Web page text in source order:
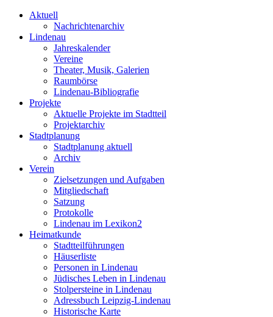
Aktuell
Nachrichtenarchiv
Lindenau
Jahreskalender
Vereine
Theater, Musik, Galerien
Raumbörse
Lindenau-Bibliografie
Projekte
Aktuelle Projekte im Stadtteil
Projektarchiv
Stadtplanung
Stadtplanung aktuell
Archiv
Verein
Zielsetzungen und Aufgaben
Mitgliedschaft
Satzung
Protokolle
Lindenau im Lexikon2
Heimatkunde
Stadtteilführungen
Häuserliste
Personen in Lindenau
Jüdisches Leben in Lindenau
Stolpersteine in Lindenau
Adressbuch Leipzig-Lindenau
Historische Karte